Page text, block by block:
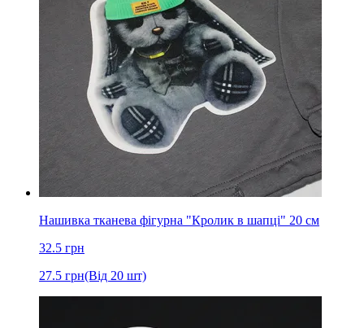
Нашивка тканева фігурна "Кролик в шапці" 20 см
32.5 грн
27.5 грн(Від 20 шт)